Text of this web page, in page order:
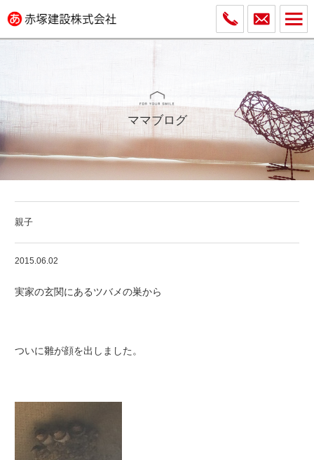
ママブログ
親子
2015.06.02
実家の玄関にあるツバメの巣から
ついに雛が顔を出しました。